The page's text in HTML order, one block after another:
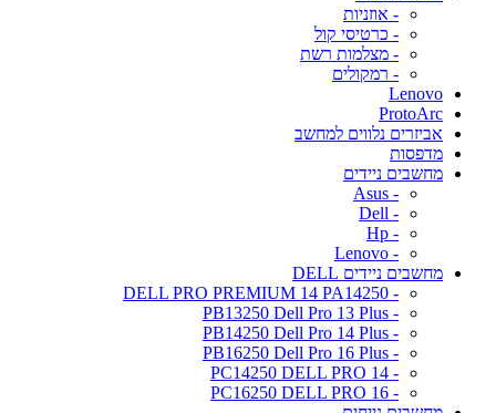
- אוזניות
- כרטיסי קול
- מצלמות רשת
- רמקולים
Lenovo
ProtoArc
אביזרים נלווים למחשב
מדפסות
מחשבים ניידים
- Asus
- Dell
- Hp
- Lenovo
מחשבים ניידים DELL
- DELL PRO PREMIUM 14 PA14250
- PB13250 Dell Pro 13 Plus
- PB14250 Dell Pro 14 Plus
- PB16250 Dell Pro 16 Plus
- PC14250 DELL PRO 14
- PC16250 DELL PRO 16